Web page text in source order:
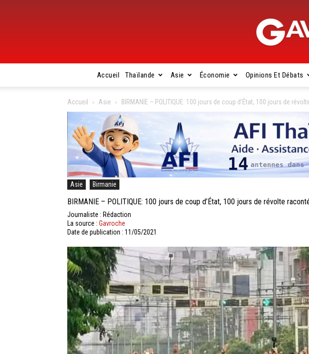
Accueil Thaïlande Asie Économie Opinions Et Débats
Accueil Asie BIRMANIE – POLITIQUE: 100 jours de coup d’État, 100 jours de
Asie Birmanie
BIRMANIE – POLITIQUE: 100 jours de coup d’État, 100 jours de révolte
Journaliste : Rédaction
La source : Gavroche
Date de publication : 11/05/2021